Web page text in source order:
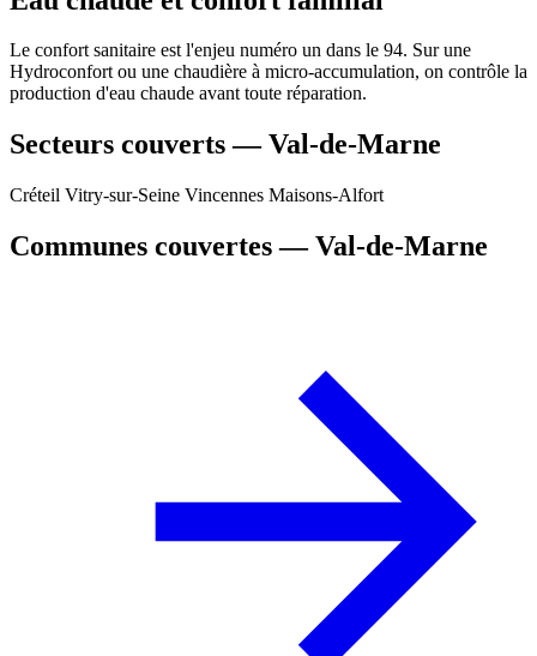
Le confort sanitaire est l'enjeu numéro un dans le 94. Sur une
Hydroconfort ou une chaudière à micro-accumulation, on contrôle la
production d'eau chaude avant toute réparation.
Secteurs couverts — Val-de-Marne
Créteil Vitry-sur-Seine Vincennes Maisons-Alfort
Communes couvertes — Val-de-Marne